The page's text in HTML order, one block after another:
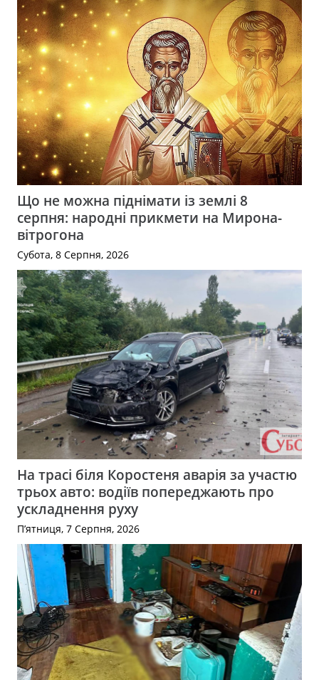
Що не можна піднімати із землі 8
серпня: народні прикмети на Мирона-
вітрогона
Субота, 8 Серпня, 2026
На трасі біля Коростеня аварія за участю
трьох авто: водіїв попереджають про
ускладнення руху
П’ятниця, 7 Серпня, 2026